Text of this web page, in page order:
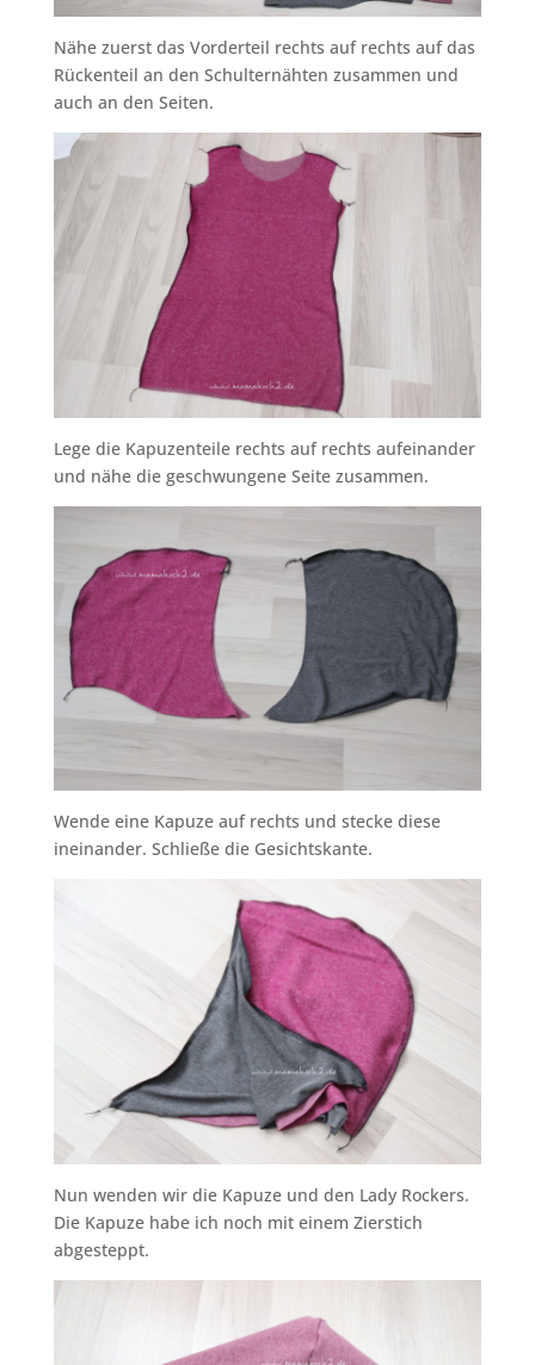
Nähe zuerst das Vorderteil rechts auf rechts auf das
Rückenteil an den Schulternähten zusammen und
auch an den Seiten.
Lege die Kapuzenteile rechts auf rechts aufeinander
und nähe die geschwungene Seite zusammen.
Wende eine Kapuze auf rechts und stecke diese
ineinander. Schließe die Gesichtskante.
Nun wenden wir die Kapuze und den Lady Rockers.
Die Kapuze habe ich noch mit einem Zierstich
abgesteppt.